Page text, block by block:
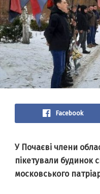
Facebook
У Почаєві члени
пікетували будинок
московського